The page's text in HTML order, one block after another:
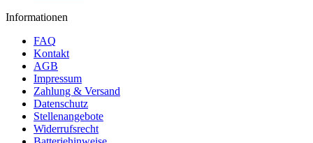
Informationen
FAQ
Kontakt
AGB
Impressum
Zahlung & Versand
Datenschutz
Stellenangebote
Widerrufsrecht